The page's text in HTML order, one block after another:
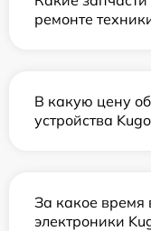
ремонте
В какую цену
устройства
За какое время
электроники